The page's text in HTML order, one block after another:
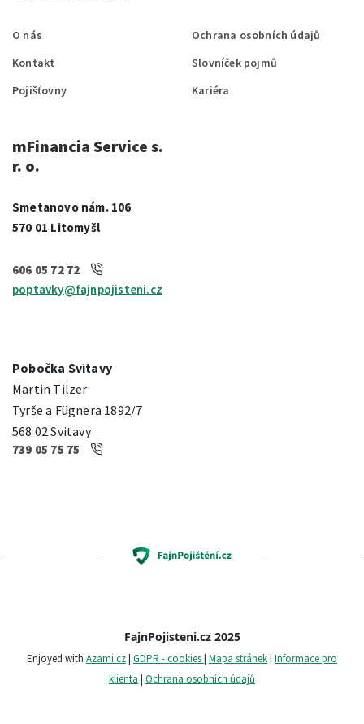
O nás
Kontakt
Pojišťovny
Ochrana osobních údajů
Slovníček pojmů
Kariéra
mFinancia Service s.
r. o.
Smetanovo nám. 106
570 01 Litomyšl
606 05 72 72
poptavky@fajnpojisteni.cz
Pobočka Svitavy
Martin Tilzer
Tyrše a Fügnera 1892/7
568 02 Svitavy
739 05 75 75
FajnPojisteni.cz 2025
Enjoyed with Azami.cz| GDPR - cookies| Mapa stránek| Informace pro
klienta | Ochrana osobních údajů